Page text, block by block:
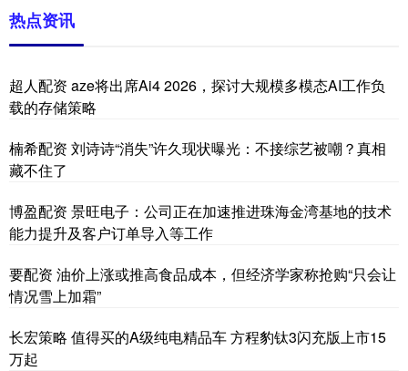
热点资讯
超人配资 aze将出席Ai4 2026，探讨大规模多模态AI工作负
载的存储策略
楠希配资 刘诗诗“消失”许久现状曝光：不接综艺被嘲？真相
藏不住了
博盈配资 景旺电子：公司正在加速推进珠海金湾基地的技术
能力提升及客户订单导入等工作
要配资 油价上涨或推高食品成本，但经济学家称抢购“只会让
情况雪上加霜”
长宏策略 值得买的A级纯电精品车 方程豹钛3闪充版上市15
万起